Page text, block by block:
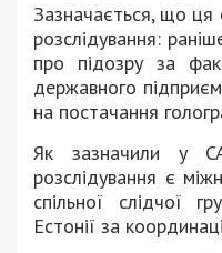
Зазначається, що
розслідування:
про підозру за
державного
на постачання
Як зазначили у
розслідування є
спільної слідчої
Естонії за